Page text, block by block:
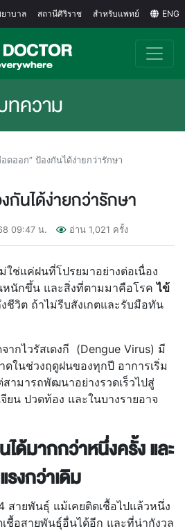
ยาบาล สถานีศิริราช สำหรับแพทย์ ENG
ทความ
อดออก” ป้องกันได้ง่ายกว่ารักษา
กันได้ง่ายกว่ารักษา
09:47 น. อ่าน 1,021 ครั้ง
ฝนที่โปรยมาอย่างต่อเนื่อง
นหนักขึ้น และสิ่งที่ตามมาคือโรคไข้
ชีวิต ถ้าไม่รีบสังเกตและรับมือทัน
วรัสเดงกี (Dengue Virus) มี
ดในช่วงฤดูฝนของทุกปี อาการเริ่ม
ามารถพัฒนาอย่างรวดเร็วไปสู่
ยน ปวดท้อง และในบางรายอาจ
ได้มากกว่าหนึ่งครั้ง และ
งกว่าเดิม
พันธุ์ แม้เคยติดเชื้อไปแล้วหนึ่ง
ชื้อสายพันธุ์อื่นได้อีก และที่น่ากังวล